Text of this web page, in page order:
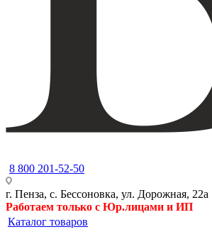
8 800 201-52-50
г. Пенза, с. Бессоновка, ул. Дорожная, 22а
Работаем только с Юр.лицами и ИП
Каталог товаров